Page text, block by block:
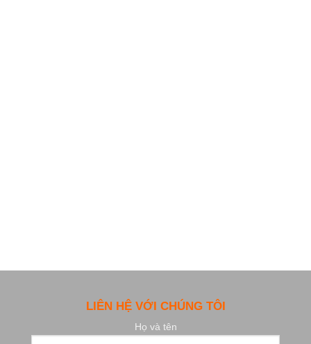
LIÊN HỆ VỚI CHÚNG TÔI
Họ và tên